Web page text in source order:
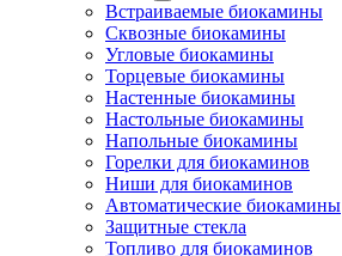
Встраиваемые биокамины
Сквозные биокамины
Угловые биокамины
Торцевые биокамины
Настенные биокамины
Настольные биокамины
Напольные биокамины
Горелки для биокаминов
Ниши для биокаминов
Автоматические биокамины
Защитные стекла
Топливо для биокаминов